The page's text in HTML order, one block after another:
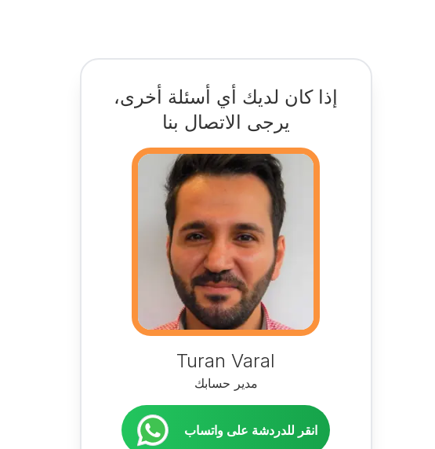
إذا كان لديك أي أسئلة أخرى،
يرجى الاتصال بنا
Turan Varal
مدير حسابك
انقر للدردشة على واتساب